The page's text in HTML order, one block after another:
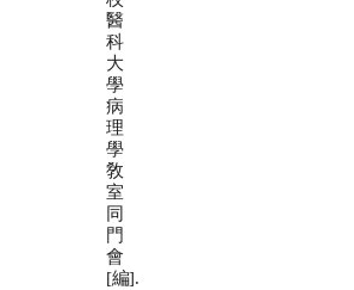
醫
科
大
學
病
理
學
敎
室
同
門
會
[編].